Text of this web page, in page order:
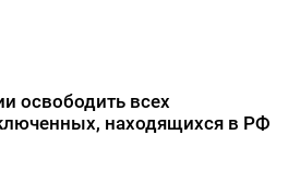
освободить всех
находящихся в РФ